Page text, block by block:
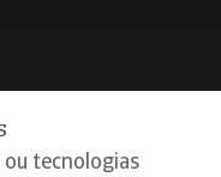
tecnologias